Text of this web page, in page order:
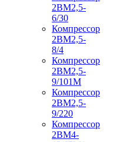
2ВМ2,5-
6/30
Компрессор
2ВМ2,5-
8/4
Компрессор
2ВМ2,5-
9/101М
Компрессор
2ВМ2,5-
9/220
Компрессор
2ВМ4-